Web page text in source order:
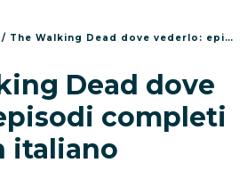
/ The Walking Dead dove vederlo: episodi completi in italiano
Dead dove
completi
italiano